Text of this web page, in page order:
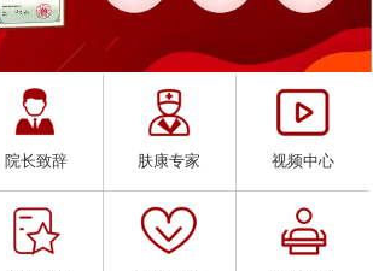
院长致辞 肤康专家 视频中心